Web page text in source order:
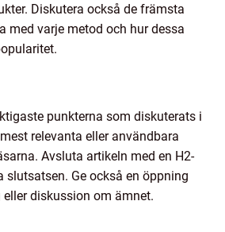
Diskutera också de främsta
med varje metod och hur dessa
punkterna som diskuterats i
relevanta eller användbara
Avsluta artikeln med en H2-
Ge också en öppning
diskussion om ämnet.